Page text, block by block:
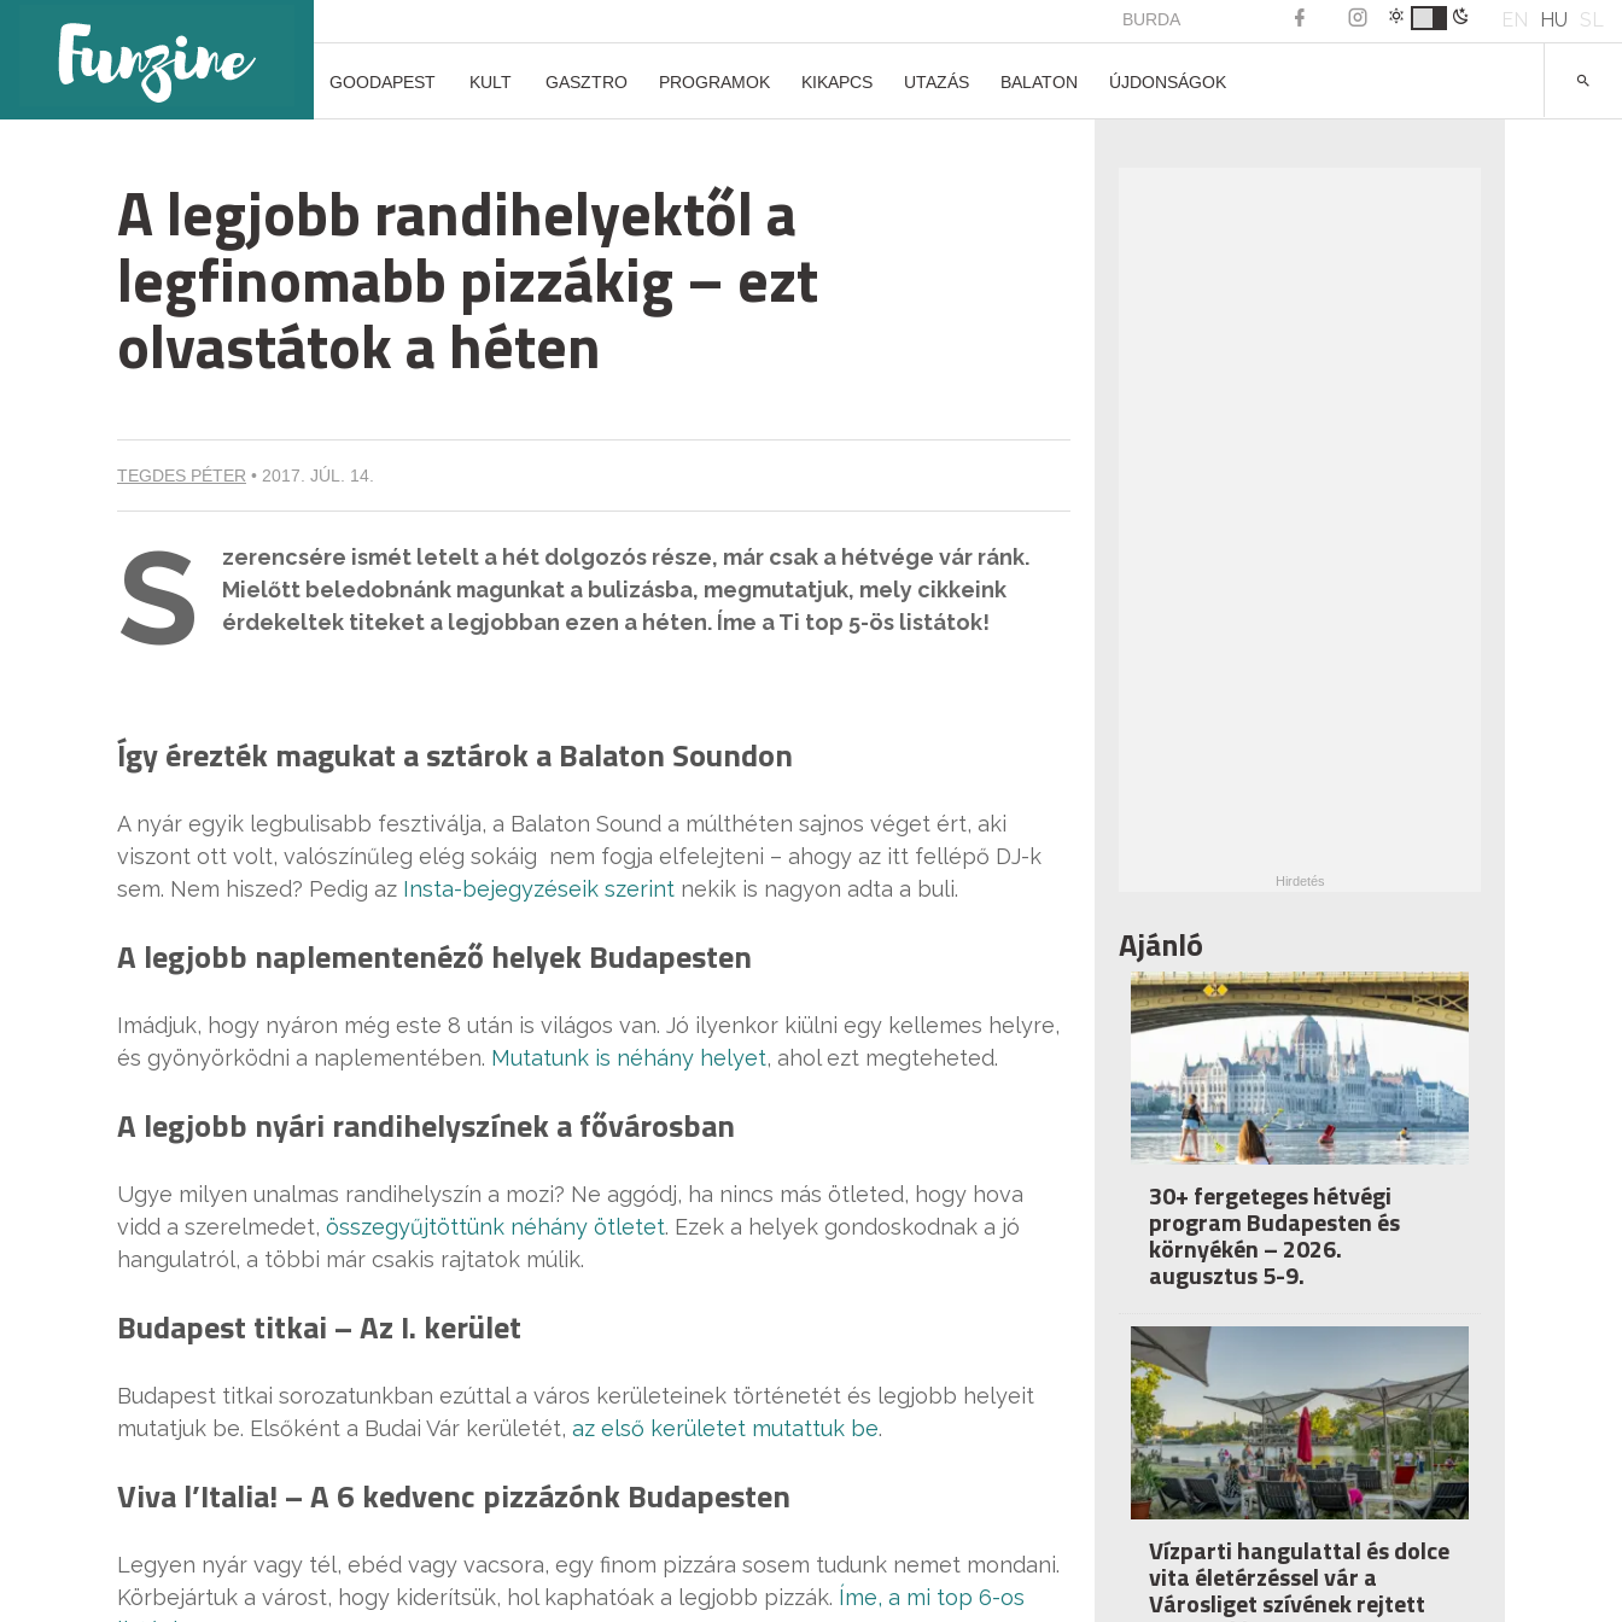
BURDA EN HU SL
GOODAPEST KULT GASZTRO PROGRAMOK KIKAPCS UTAZÁS BALATON ÚJDONSÁGOK
A legjobb randihelyektől a
legfinomabb pizzákig – ezt
olvastátok a héten
TEGDES PÉTER • 2017. JÚL. 14.
S
zerencsére ismét letelt a hét dolgozós része, már csak a hétvége vár ránk.
Mielőtt beledobnánk magunkat a bulizásba, megmutatjuk, mely cikkeink
érdekeltek titeket a legjobban ezen a héten. Íme a Ti top 5-ös listátok!
Így érezték magukat a sztárok a Balaton Soundon
A nyár egyik legbulisabb fesztiválja, a Balaton Sound a múlthéten sajnos véget ért, aki
viszont ott volt, valószínűleg elég sokáig nem fogja elfelejteni – ahogy az itt fellépő DJ-k
sem. Nem hiszed? Pedig az Insta-bejegyzéseik szerint nekik is nagyon adta a buli.
A legjobb naplementenéző helyek Budapesten
Imádjuk, hogy nyáron még este 8 után is világos van. Jó ilyenkor kiülni egy kellemes helyre,
és gyönyörködni a naplementében. Mutatunk is néhány helyet, ahol ezt megteheted.
A legjobb nyári randihelyszínek a fővárosban
Ugye milyen unalmas randihelyszín a mozi? Ne aggódj, ha nincs más ötleted, hogy hova
vidd a szerelmedet, összegyűjtöttünk néhány ötletet. Ezek a helyek gondoskodnak a jó
hangulatról, a többi már csakis rajtatok múlik.
Budapest titkai – Az I. kerület
Budapest titkai sorozatunkban ezúttal a város kerületeinek történetét és legjobb helyeit
mutatjuk be. Elsőként a Budai Vár kerületét, az első kerületet mutattuk be.
Viva l’Italia! – A 6 kedvenc pizzázónk Budapesten
Legyen nyár vagy tél, ebéd vagy vacsora, egy finom pizzára sosem tudunk nemet mondani.
Körbejártuk a várost, hogy kiderítsük, hol kaphatóak a legjobb pizzák. Íme, a mi top 6-os
Ajánló
30+ fergeteges hétvégi
program Budapesten és
környékén – 2026.
augusztus 5-9.
Vízparti hangulattal és dolce
vita életérzéssel vár a
Városliget szívének rejtett